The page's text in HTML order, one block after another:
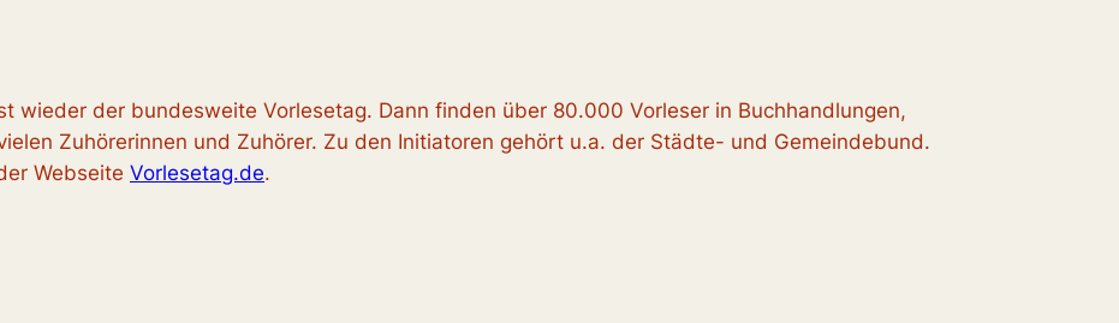
wieder der bundesweite Vorlesetag. Dann finden über 80.000 Vorleser in Buchhandlungen,
Zuhörerinnen und Zuhörer. Zu den Initiatoren gehört u.a. der Städte- und Gemeindebund.
Webseite Vorlesetag.de.